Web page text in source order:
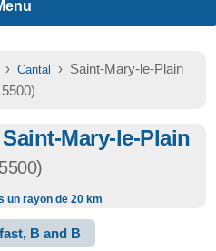
Cantal
› Saint-Mary-le-Plain
Mary-le-Plain
un rayon de 20 km
B and B